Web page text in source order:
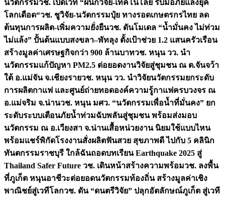
นวัตกรรมวช. เปิดเวที “ผนึกวิจัย-เทคโนโลยี รับมือภัยแล้งยุค
โลกเดือด“วช. ชูวิจัย-นวัตกรรมปุ๋ย ทางรอดเกษตรกรไทย ลด
ต้นทุนการผลิต-เพิ่มความยั่งยืนวช. ดันโมเดล “น้ำมั่นคง ไม่ท่วม
ไม่แล้ง” ปั้นต้นแบบสงขลา–พัทลุง ตั้งเป้าช่วย 1.2 แสนครัวเรือน
สร้างมูลค่าเศรษฐกิจกว่า 900 ล้านบาทวช. หนุน วว. นำ
นวัตกรรมแก้ปัญหา PM2.5 ต่อยอดงานวิจัยสู่ชุมชน ณ ต.จันจว้า
ใต้ อ.แม่จัน จ.เชียงรายวช. หนุน วว. นำวิจัยนวัตกรรมยกระดับ
การผลิตกาแฟ และศูนย์ถ่ายทอดองค์ความรู้กาแฟครบวงจร ณ
อ.แม่จริม จ.น่านวช. หนุน มศว. “นวัตกรรมเพื่อน้ำที่มั่นคง” ยก
ระดับระบบเตือนภัยน้ำท่วมฉับพลันสู่ชุมชน พร้อมส่งมอบ
นวัตกรรม ณ อ.เวียงสา จ.น่านเสื้อหน่วยงาน นิยมใช้แบบไหน
พร้อมแชร์พิกัดโรงงานสั่งผลิตฟันสวย สุขภาพดี ไปกับ 5 คลินิก
ทันตกรรมราชบุรี ใกล้ฉันถอดบทเรียน Earthquake 2025 สู่
Thailand Safer Future วช. เดินหน้าสร้างความพร้อมวช. ลงพื้น
ที่ภูเก็ต หนุนอาชีวะต่อยอดนวัตกรรมท้องถิ่น สร้างมูลค่าเชิง
พาณิชย์สู่เวทีโลกวช. ดัน “ดนตรีวิจัย” ปลุกอัตลักษณ์ภูเก็ต สู่เวที